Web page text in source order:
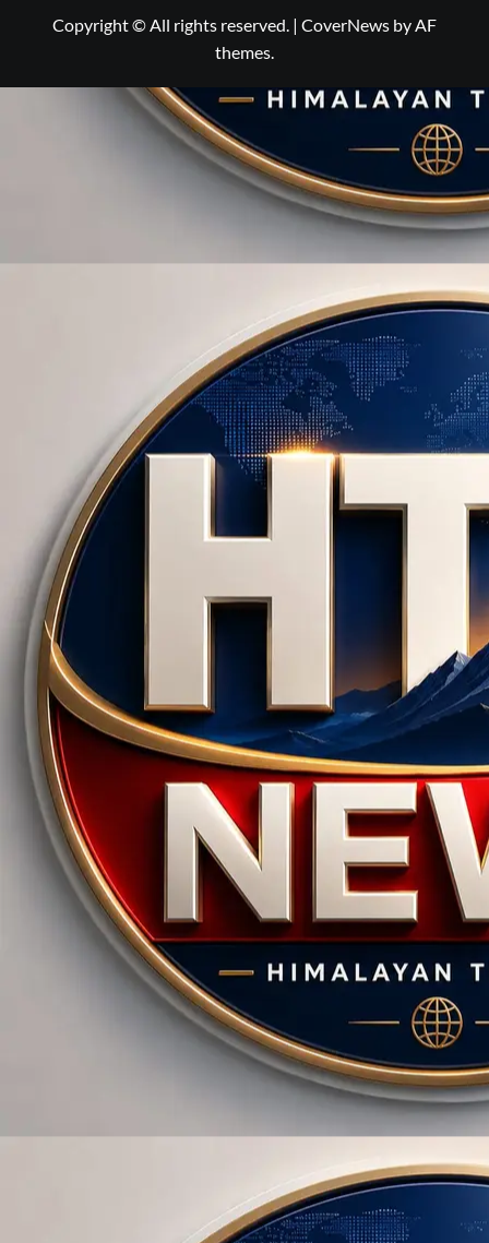
Copyright © All rights reserved. | CoverNews by AF
themes.